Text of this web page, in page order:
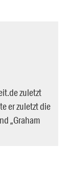
zuletzt
er zuletzt die
„Graham